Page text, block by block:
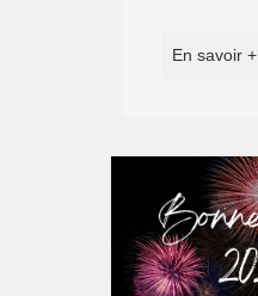
En savoir +